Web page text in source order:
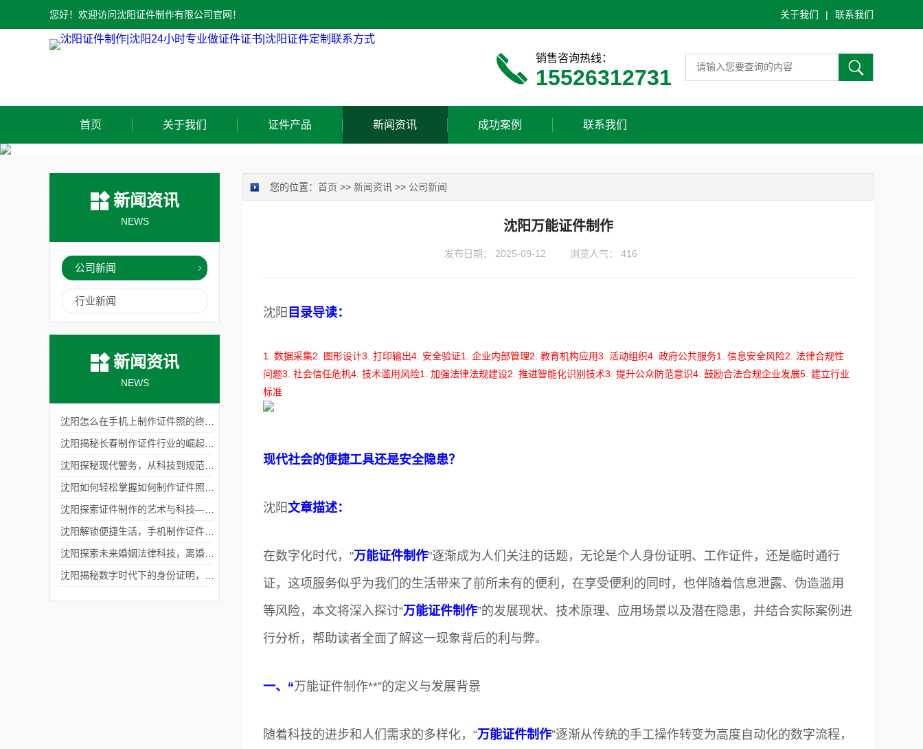
您好！欢迎访问沈阳证件制作有限公司官网！ 关于我们 | 联系我们
销售咨询热线：
15526312731
首页 关于我们 证件产品 新闻资讯 成功案例 联系我们
新闻资讯
NEWS
公司新闻
行业新闻
新闻资讯
NEWS
您的位置： 首页 >> 新闻资讯 >> 公司新闻
沈阳万能证件制作
发布日期： 2025-09-12 浏览人气： 416
沈阳 目录导读：
1. 数据采集2. 图形设计3. 打印输出4. 安全验证1. 企业内部管理2. 教育机构应用3. 活动组织4. 政府公共服务1. 信息安全风险2. 法律合规性
问题3. 社会信任危机4. 技术滥用风险1. 加强法律法规建设2. 推进智能化识别技术3. 提升公众防范意识4. 鼓励合法合规企业发展5. 建立行业
标准
现代社会的便捷工具还是安全隐患？
沈阳文章描述：
在数字化时代，"万能证件制作"逐渐成为人们关注的话题，无论是个人身份证明、工作证件，还是临时通行
证，这项服务似乎为我们的生活带来了前所未有的便利，在享受便利的同时，也伴随着信息泄露、伪造滥用
等风险，本文将深入探讨“万能证件制作”的发展现状、技术原理、应用场景以及潜在隐患，并结合实际案例进
行分析，帮助读者全面了解这一现象背后的利与弊。
一、“万能证件制作**”的定义与发展背景
随着科技的进步和人们需求的多样化，“万能证件制作”逐渐从传统的手工操作转变为高度自动化的数字流程，